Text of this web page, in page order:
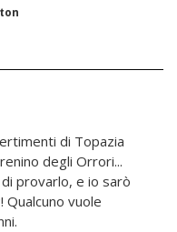
di Topazia
degli Orrori...
provarlo, e io sarò
Qualcuno vuole